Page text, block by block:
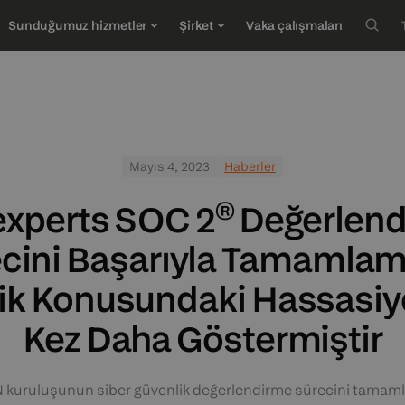
Sunduğumuz hizmetler
Kalite Güvencesi
Piyasa verileri
UX/UI tasarımı
Servet yönetim yazılımı
Şirket Vaka çalışmaları
Mayıs 4, 2023 Haberler
SOC 2®
Başarıyla
Konusundaki
Kez Daha Göstermiştir
kuruluşunun siber güvenlik değerlendirme sürecini